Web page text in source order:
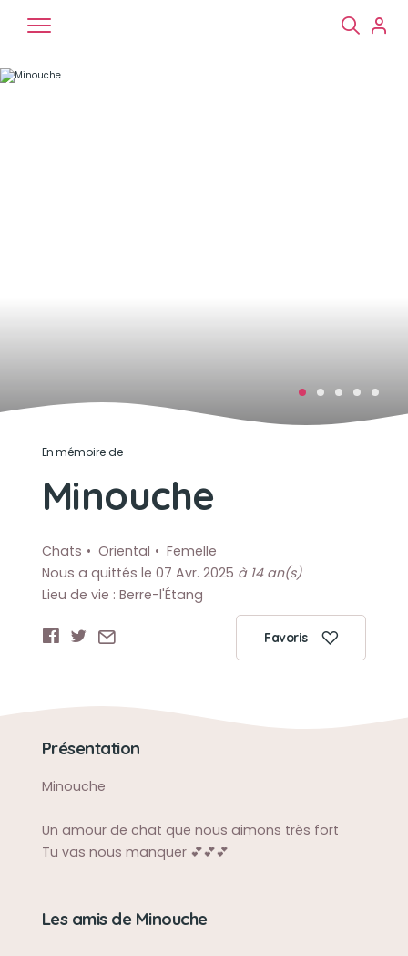
En mémoire de
Minouche
Chats Oriental
Femelle
Nous a quittés le 07 Avr. 2025 à 14 an(s)
Lieu de vie : Berre-l'Étang
Favoris
Présentation
Minouche
Un amour de chat que nous aimons très fort
Tu vas nous manquer 💕💕💕
Les amis de Minouche